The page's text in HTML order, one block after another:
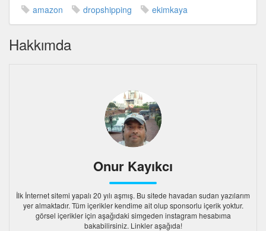
amazon dropshipping ekimkaya
Hakkımda
Onur Kayıkcı
İlk İnternet sitemi yapalı 20 yılı aşmış. Bu sitede havadan sudan yazılarım
yer almaktadır. Tüm içerikler kendime ait olup sponsorlu içerik yoktur.
görsel içerikler için aşağıdaki simgeden instagram hesabıma
bakabilirsiniz. Linkler aşağıda!